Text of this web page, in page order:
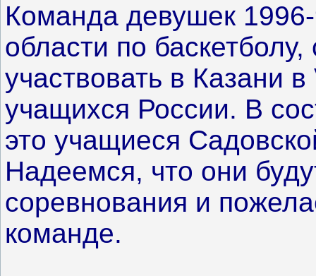
Команда девушек
области по
участвовать в Казани
учащихся России. В
это учащиеся
Надеемся, что они
соревнования и
команде.